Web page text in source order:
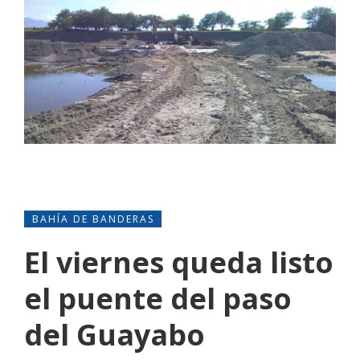
BAHÍA DE BANDERAS
El viernes queda listo
el puente del paso
del Guayabo